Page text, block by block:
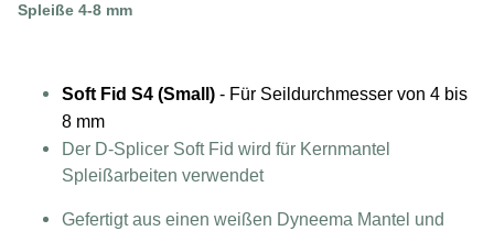
Spleiße 4-8 mm
Soft Fid S4 (Small) - Für Seildurchmesser von 4 bis
8 mm
Der D-Splicer Soft Fid wird für Kernmantel
Spleißarbeiten verwendet
Gefertigt aus einen weißen Dyneema Mantel und